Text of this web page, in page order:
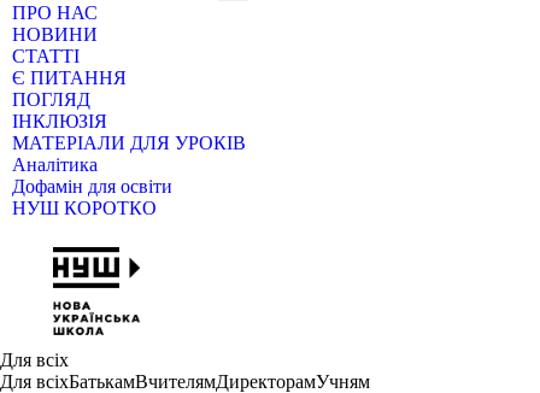
ПРО НАС
НОВИНИ
СТАТТІ
Є ПИТАННЯ
ПОГЛЯД
ІНКЛЮЗІЯ
МАТЕРІАЛИ ДЛЯ УРОКІВ
Аналітика
Дофамін для освіти
НУШ КОРОТКО
Для всіх
Для всіхБатькамВчителямДиректорамУчням